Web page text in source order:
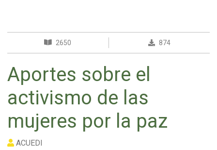
2650 874
Aportes sobre el
activismo de las
mujeres por la paz
ACUEDI